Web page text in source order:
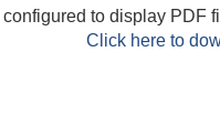
to display PDF
Click here to